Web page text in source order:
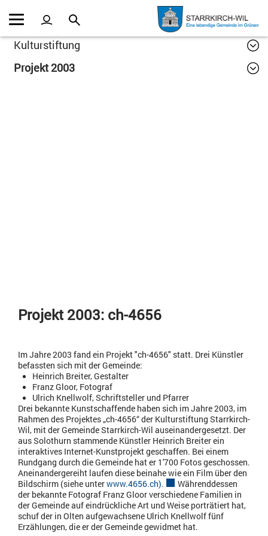
Kopfzeile
Inhalt
Kulturstiftung
Projekt 2003
Projekt 2003: ch-4656
Im Jahre 2003 fand ein Projekt "ch-4656" statt. Drei Künstler
befassten sich mit der Gemeinde:
Heinrich Breiter, Gestalter
Franz Gloor, Fotograf
Ulrich Knellwolf, Schriftsteller und Pfarrer
Drei bekannte Kunstschaffende haben sich im Jahre 2003, im
Rahmen des Projektes „ch-4656“ der Kulturstiftung Starrkirch-
Wil, mit der Gemeinde Starrkirch-Wil auseinandergesetzt. Der
aus Solothurn stammende Künstler Heinrich Breiter ein
interaktives Internet-Kunstprojekt geschaffen. Bei einem
Rundgang durch die Gemeinde hat er 1'700 Fotos geschossen.
Aneinandergereiht laufen diese beinahe wie ein Film über den
Bildschirm (siehe unterwww.4656.ch). Externer Link wird in
Währenddessen
der bekannte Fotograf Franz Gloor verschiedene Familien in
der Gemeinde auf eindrückliche Art und Weise porträtiert hat,
schuf der in Olten aufgewachsene Ulrich Knellwolf fünf
Erzählungen, die er der Gemeinde gewidmet hat.